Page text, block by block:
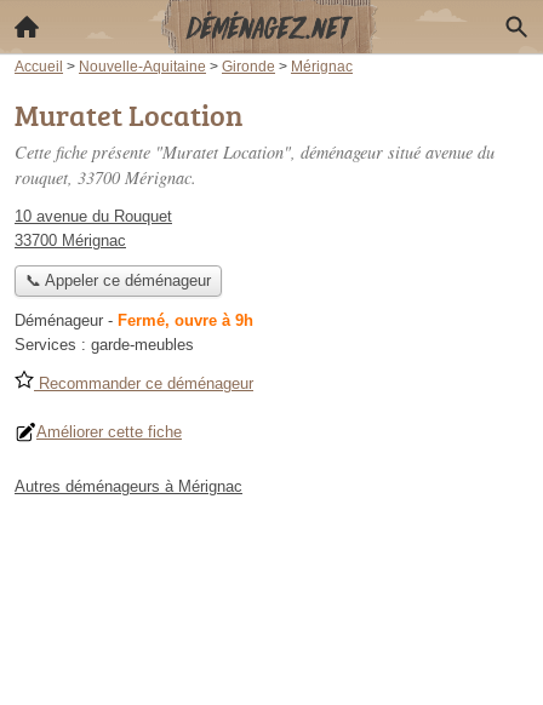
Accueil > Nouvelle-Aquitaine > Gironde > Mérignac
Muratet Location
Cette fiche présente "Muratet Location", déménageur situé avenue du
rouquet, 33700 Mérignac.
10 avenue du Rouquet
33700 Mérignac
📞 Appeler ce déménageur
Déménageur - Fermé, ouvre à 9h
Services : garde-meubles
Recommander ce déménageur
Améliorer cette fiche
Autres déménageurs à Mérignac